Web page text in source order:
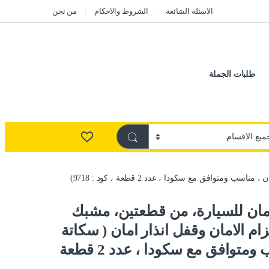
الاسئلة الشائعة الشروط والاحكام من نحن
طلبات الجملة
مع سكودا ، عدد 2 قطعة ، كود : 9718)
للسيارة، من قطعتين، مشبك
الامان وقفل انذار امان ( سكاتة
معدن ، مناسب ومتوافق مع سكودا ، عدد 2 قطعة